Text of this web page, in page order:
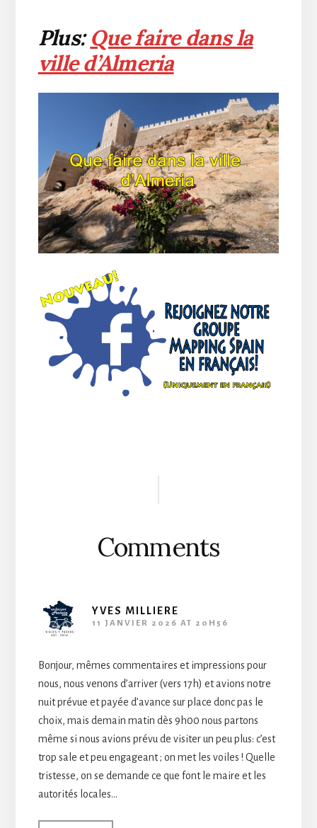
Plus:Que faire dans la
ville d’Almeria
Comments
YVES MILLIERE
11 JANVIER 2026 AT 20H56
Bonjour, mêmes commentaires et impressions pour
nous, nous venons d’arriver (vers 17h) et avions notre
nuit prévue et payée d’avance sur place donc pas le
choix, mais demain matin dès 9h00 nous partons
même si nous avions prévu de visiter un peu plus: c’est
trop sale et peu engageant ; on met les voiles ! Quelle
tristesse, on se demande ce que font le maire et les
autorités locales…